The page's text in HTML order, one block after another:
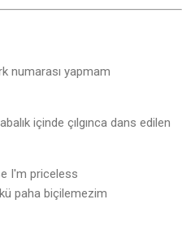
numarası yapmam
içinde çılgınca dans edilen
I'm priceless
paha biçilemezim